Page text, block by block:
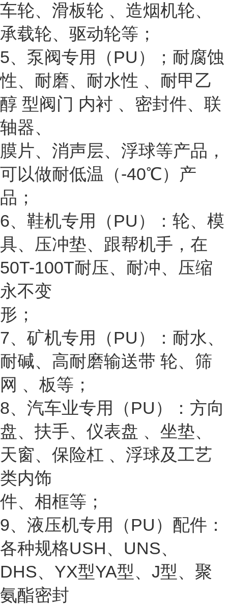
车轮、滑板轮 、造烟机轮、
承载轮、驱动轮等；
5、泵阀专用（PU）；耐腐蚀
性、耐磨、耐水性 、耐甲乙
醇 型阀门 内衬 、密封件、联
轴器、
膜片、消声层、浮球等产品，
可以做耐低温（-40℃）产
品；
6、鞋机专用（PU）：轮、模
具、压冲垫、跟帮机手，在
50T-100T耐压、耐冲、压缩
永不变
形；
7、矿机专用（PU）：耐水、
耐碱、高耐磨输送带 轮、筛
网 、板等；
8、汽车业专用（PU）：方向
盘、扶手、仪表盘 、坐垫、
天窗、保险杠 、浮球及工艺
类内饰
件、相框等；
9、液压机专用（PU）配件：
各种规格USH、UNS、
DHS、YX型YA型、J型、聚
氨酯密封